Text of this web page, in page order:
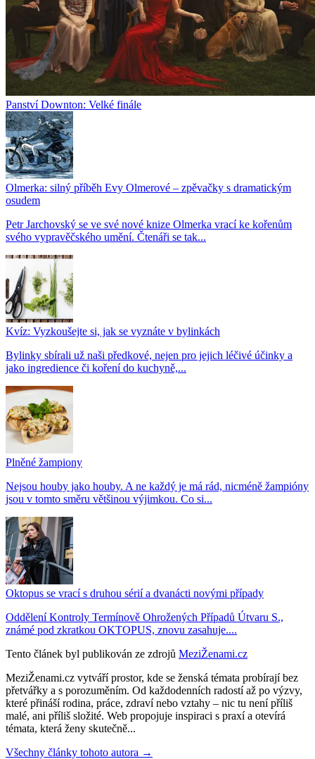
Panství Downton: Velké finále
Olmerka: silný příběh Evy Olmerové – zpěvačky s dramatickým
osudem
Petr Jarchovský se ve své nové knize Olmerka vrací ke kořenům
svého vypravěčského umění. Čtenáři se tak...
Kvíz: Vyzkoušejte si, jak se vyznáte v bylinkách
Bylinky sbírali už naši předkové, nejen pro jejich léčivé účinky a
jako ingredience či koření do kuchyně,...
Plněné žampiony
Nejsou houby jako houby. A ne každý je má rád, nicméně žampióny
jsou v tomto směru většinou výjimkou. Co si...
Oktopus se vrací s druhou sérií a dvanácti novými případy
Oddělení Kontroly Termínově Ohrožených Případů Útvaru S.,
známé pod zkratkou OKTOPUS, znovu zasahuje....
Tento článek byl publikován ze zdrojů MeziŽenami.cz
MeziŽenami.cz vytváří prostor, kde se ženská témata probírají bez
přetvářky a s porozuměním. Od každodenních radostí až po výzvy,
které přináší rodina, práce, zdraví nebo vztahy – nic tu není příliš
malé, ani příliš složité. Web propojuje inspiraci s praxí a otevírá
témata, která ženy skutečně...
Všechny články tohoto autora →